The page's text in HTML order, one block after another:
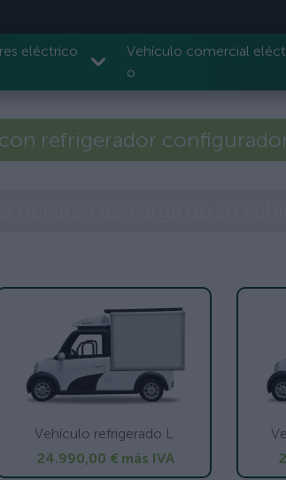
eléctrico
Vehículo comercial
o
refrigerador
Vehículo refrigerado L
24.990,00 € más IVA